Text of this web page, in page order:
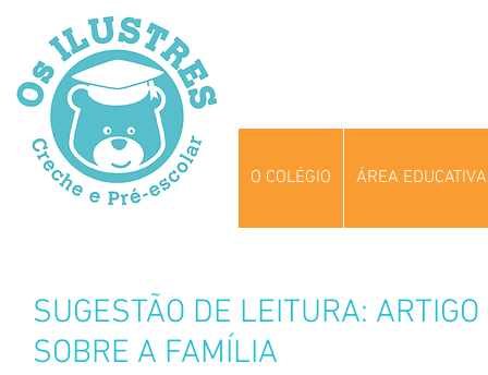
O COLÉGIO ÁREA EDUCATIVA
SUGESTÃO DE LEITURA:
SOBRE A FAMÍLIA